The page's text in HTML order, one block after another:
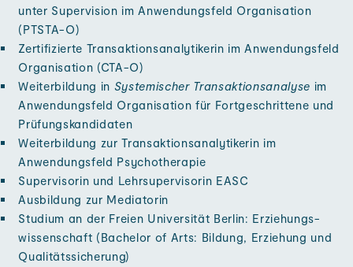
unter Super­vision im Anwendungs­feld Organisation
(PTSTA-O)
Zertifizierte Transaktions­analytikerin im Anwendungs­feld
Organisation (CTA-O)
Weiter­bildung in Systemischer Transaktions­analyse im
Anwendungs­feld Organisation für Fort­geschrittene und
Prüfungs­kandidaten
Weiter­bildung zur Transaktions­analytikerin im
Anwendungs­feld Psycho­therapie
Super­visorin und Leh­rsupervisorin EASC
Aus­bildung zur Mediatorin
Studium an der Freien Universität Berlin: Erziehungs­
wissenschaft (Bachelor of Arts: Bildung, Erziehung und
Qualitäts­sicherung)